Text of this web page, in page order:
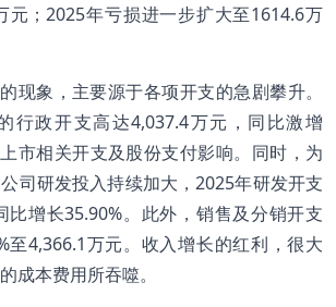
元；2025年亏损进一步扩大至1614.6万
现象，主要源于各项开支的急剧攀升。
行政开支高达4,037.4万元，同比激增
市相关开支及股份支付影响。同时，为
司研发投入持续加大，2025年研发开支
比增长35.90%。此外，销售及分销开支
至4,366.1万元。收入增长的红利，很大
成本费用所吞噬。